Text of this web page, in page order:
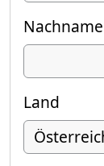
Nachname
Land